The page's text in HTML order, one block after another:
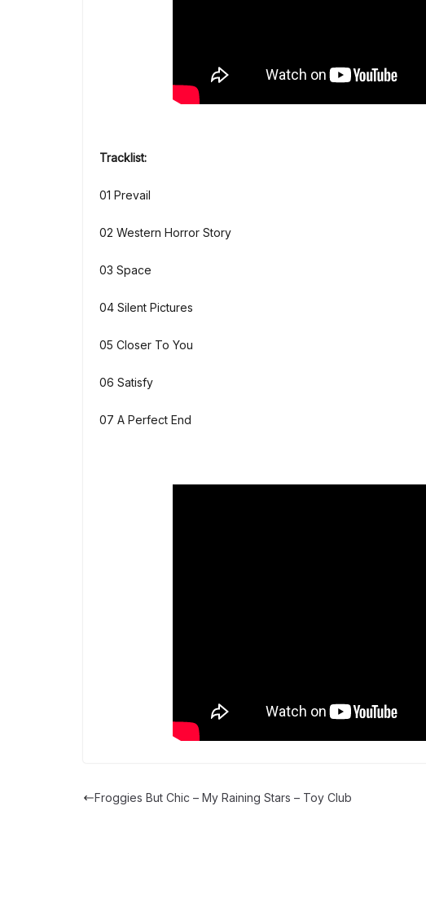
Tracklist:
01 Prevail
02 Western Horror Story
03 Space
04 Silent Pictures
05 Closer To You
06 Satisfy
07 A Perfect End
Froggies But Chic – My Raining Stars – Toy Club